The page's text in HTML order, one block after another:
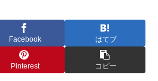
Facebook はてブ
Pinterest コピー